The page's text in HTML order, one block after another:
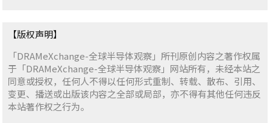
【版权声明】
「DRAMeXchange-全球半导体观察」所刊原创内容之著作权属
于「DRAMeXchange-全球半导体观察」网站所有，未经本站之
同意或授权，任何人不得以任何形式重制、转载、散布、引用、
变更、播送或出版该内容之全部或局部，亦不得有其他任何违反
本站著作权之行为。